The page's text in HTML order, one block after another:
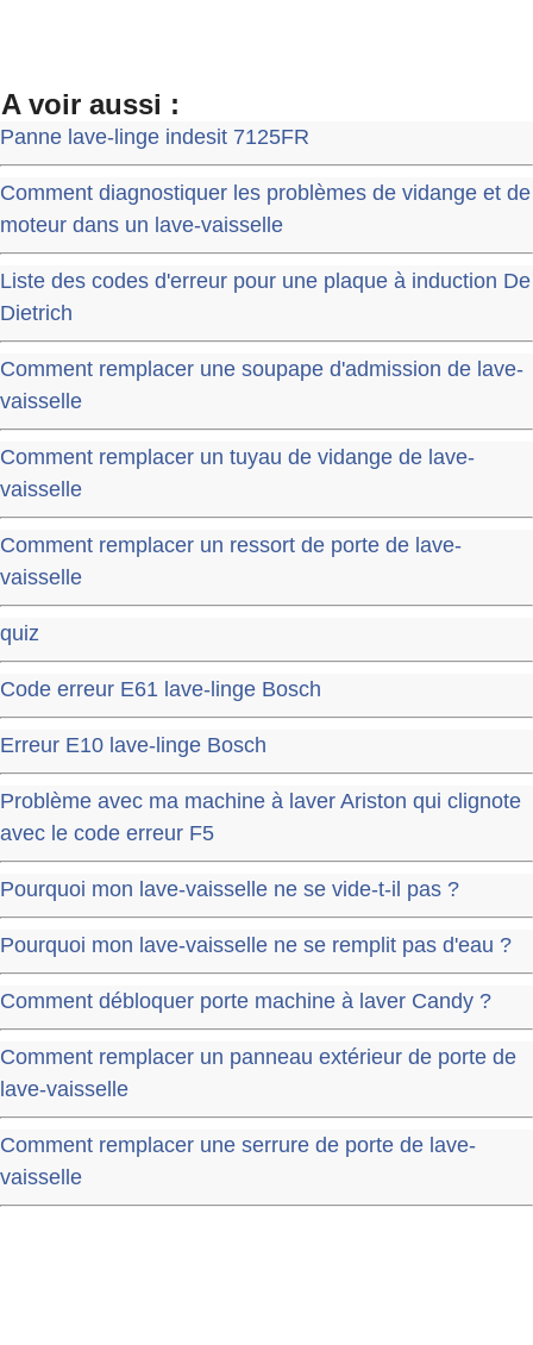
A voir aussi :
Panne lave-linge indesit 7125FR
Comment diagnostiquer les problèmes de vidange et de
moteur dans un lave-vaisselle
Liste des codes d'erreur pour une plaque à induction De
Dietrich
Comment remplacer une soupape d'admission de lave-
vaisselle
Comment remplacer un tuyau de vidange de lave-
vaisselle
Comment remplacer un ressort de porte de lave-
vaisselle
quiz
Code erreur E61 lave-linge Bosch
Erreur E10 lave-linge Bosch
Problème avec ma machine à laver Ariston qui clignote
avec le code erreur F5
Pourquoi mon lave-vaisselle ne se vide-t-il pas ?
Pourquoi mon lave-vaisselle ne se remplit pas d'eau ?
Comment débloquer porte machine à laver Candy ?
Comment remplacer un panneau extérieur de porte de
lave-vaisselle
Comment remplacer une serrure de porte de lave-
vaisselle